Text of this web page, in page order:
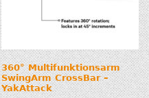
360° Multifunktionsarm
SwingArm CrossBar –
YakAttack